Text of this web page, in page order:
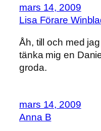
mars 14, 2009
Lisa Förare
Åh, till och med
tänka mig en
groda.
mars 14, 2009
Anna B